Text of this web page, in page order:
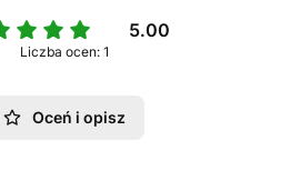
5.00
Liczba ocen: 1
Oceń i opisz